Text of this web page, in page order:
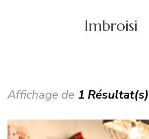
Imbroisi
Affichage de 1 Résultat(s)